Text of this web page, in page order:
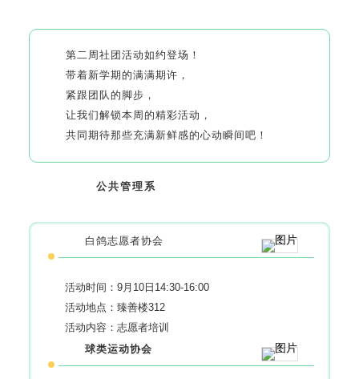
第二周社团活动如约登场！
带着新学期的满满期许，
紧跟团队的脚步，
让我们解锁本周的精彩活动，
共同期待那些充满新鲜感的心动瞬间吧！
公共管理系
白鸽志愿者协会
活动时间：9月10日14:30-16:00
活动地点：臻善楼312
活动内容：志愿者培训
球类运动协会